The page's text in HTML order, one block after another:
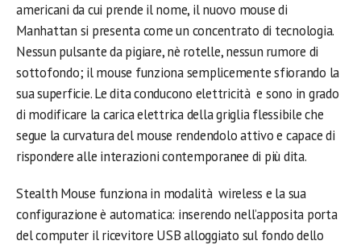
americani da cui prende il nome, il nuovo mouse di
Manhattan si presenta come un concentrato di tecnologia.
Nessun pulsante da pigiare, nè rotelle, nessun rumore di
sottofondo; il mouse funziona semplicemente sfiorando la
sua superficie. Le dita conducono elettricità e sono in grado
di modificare la carica elettrica della griglia flessibile che
segue la curvatura del mouse rendendolo attivo e capace di
rispondere alle interazioni contemporanee di più dita.
Stealth Mouse funziona in modalità wireless e la sua
configurazione è automatica: inserendo nell’apposita porta
del computer il ricevitore USB alloggiato sul fondo dello